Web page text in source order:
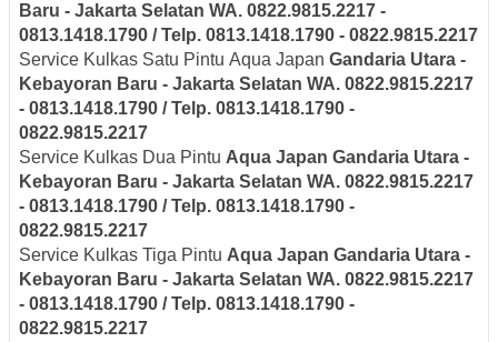
Baru - Jakarta Selatan WA. 0822.9815.2217 -
0813.1418.1790 / Telp. 0813.1418.1790 - 0822.9815.2217
Service Kulkas Satu Pintu Aqua Japan Gandaria Utara -
Kebayoran Baru - Jakarta Selatan WA. 0822.9815.2217
- 0813.1418.1790 / Telp. 0813.1418.1790 -
0822.9815.2217
Service Kulkas Dua Pintu Aqua Japan Gandaria Utara -
Kebayoran Baru - Jakarta Selatan WA. 0822.9815.2217
- 0813.1418.1790 / Telp. 0813.1418.1790 -
0822.9815.2217
Service Kulkas Tiga Pintu Aqua Japan Gandaria Utara -
Kebayoran Baru - Jakarta Selatan WA. 0822.9815.2217
- 0813.1418.1790 / Telp. 0813.1418.1790 -
0822.9815.2217